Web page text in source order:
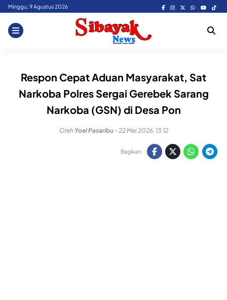
Skip
content
Minggu, 9 Agustus 2026
Respon Cepat Aduan Masyarakat, Sat
Narkoba Polres Sergai Gerebek Sarang
Narkoba (GSN) di Desa Pon
Oleh Yoel Pasaribu - 22 Mei 2026, 13:12
Bagikan: